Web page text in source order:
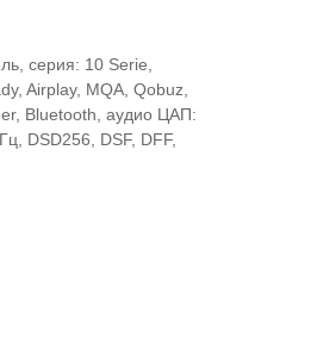
серия: 10 Serie,
Airplay, MQA, Qobuz,
Bluetooth, аудио ЦАП:
DSD256, DSF, DFF,